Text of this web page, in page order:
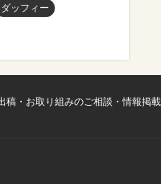
ダッフィー
稿・お取り組みのご相談・情報掲